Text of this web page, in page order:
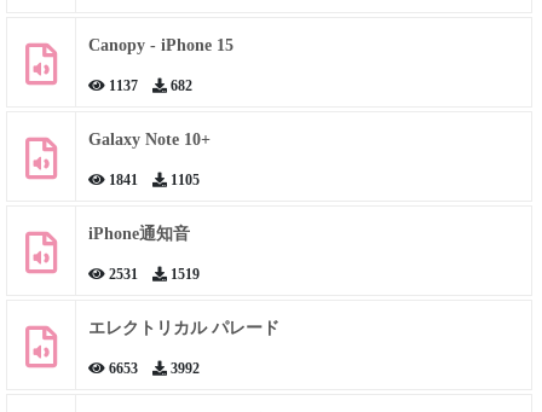
Canopy - iPhone 15
1137 682
Galaxy Note 10+
1841 1105
iPhone通知音
2531 1519
エレクトリカル パレード
6653 3992